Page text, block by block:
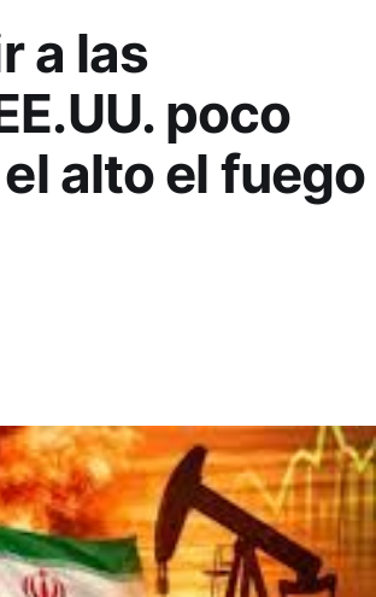
a las
poco
alto el fuego